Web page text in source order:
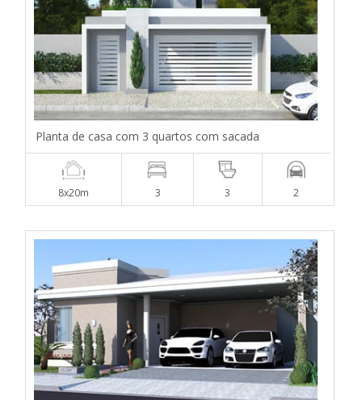
Planta de casa com 3 quartos com sacada
8x20m 3 3 2